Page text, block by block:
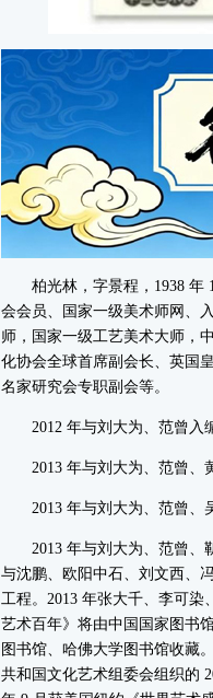
柏光林，字景程，1938 年
会会员、国家一级美术师网、
师，国家一级工艺美术大师，
化协会全球首席副会长、英国
名家研究会专职副会等。
2012 年与刘大为、范曾入编
2013 年与刘大为、范曾、黄
2013 年与刘大为、范曾、吴
2013 年与刘大为、范曾、靳
与沈鹏、欧阳中石、刘文西、
工程。2013 年张大千、李可染
艺术百年》将由中国国家图书
图书馆、哈佛大学图书馆收藏
共和国文化艺术组委会组织的